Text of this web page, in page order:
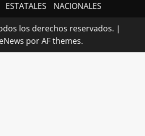
ESTATALES NACIONALES
los derechos reservados. |
por AF themes.